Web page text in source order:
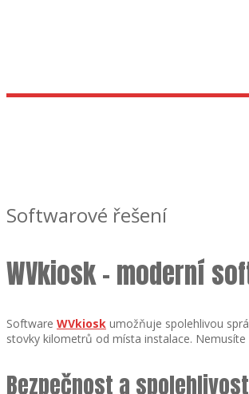
Softwarové řešení
WVkiosk – moderní
Software WVkiosk umožňuje spolehlivou
stovky kilometrů od místa instalace.
Bezpečnost a